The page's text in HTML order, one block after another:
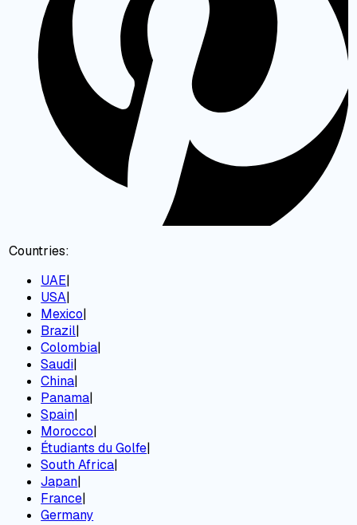
Countries:
UAE|
USA|
Mexico|
Brazil|
Colombia|
Saudi|
China|
Panama|
Spain|
Morocco|
Étudiants du Golfe|
South Africa|
Japan|
France|
Germany